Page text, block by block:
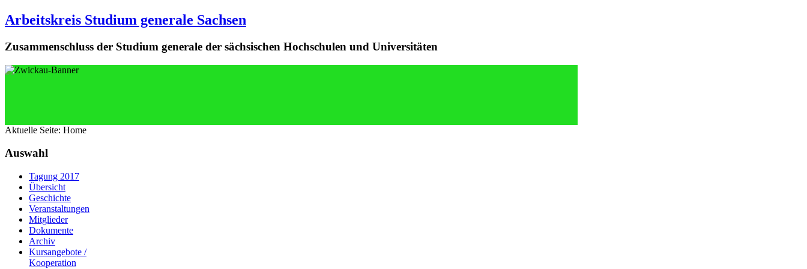
Arbeitskreis Studium generale Sachsen
Zusammenschluss der Studium generale der sächsischen Hochschulen und Universitäten
Aktuelle Seite: Home
Auswahl
Tagung 2017
Übersicht
Geschichte
Veranstaltungen
Mitglieder
Dokumente
Archiv
Kursangebote /
Kooperation